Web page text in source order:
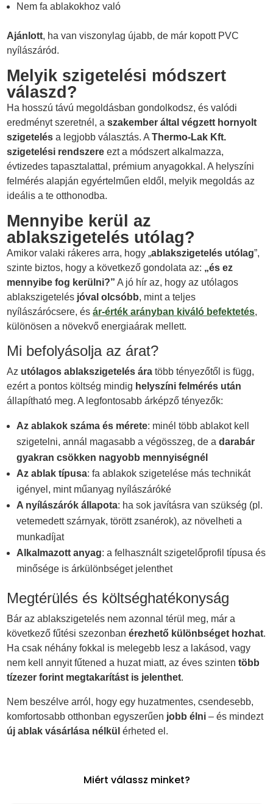
Nem fa ablakokhoz való
Ajánlott, ha van viszonylag újabb, de már kopott PVC
nyílászáród.
Melyik szigetelési módszert
válaszd?
Ha hosszú távú megoldásban gondolkodsz, és valódi
eredményt szeretnél, aszakember által végzett hornyolt
szigetelés a legjobb választás. AThermo-Lak Kft.
szigetelési rendszere ezt a módszert alkalmazza,
évtizedes tapasztalattal, prémium anyagokkal. A helyszíni
felmérés alapján egyértelműen eldől, melyik megoldás az
ideális a te otthonodba.
Mennyibe kerül az
ablakszigetelés utólag?
Amikor valaki rákeres arra, hogy „ablakszigetelés utólag”,
szinte biztos, hogy a következő gondolata az: „és ez
mennyibe fog kerülni?” A jó hír az, hogy az utólagos
ablakszigetelés jóval olcsóbb, mint a teljes
nyílászárócsere, ésár-érték arányban kiváló befektetés,
különösen a növekvő energiaárak mellett.
Mi befolyásolja az árat?
Az utólagos ablakszigetelés ára több tényezőtől is függ,
ezért a pontos költség mindig helyszíni felmérés után
állapítható meg. A legfontosabb árképző tényezők:
Az ablakok száma és mérete: minél több ablakot kell
szigetelni, annál magasabb a végösszeg, de adarabár
gyakran csökken nagyobb mennyiségnél
Az ablak típusa: fa ablakok szigetelése más technikát
igényel, mint műanyag nyílászáróké
A nyílászárók állapota: ha sok javításra van szükség (pl.
vetemedett szárnyak, törött zsanérok), az növelheti a
munkadíjat
Alkalmazott anyag: a felhasznált szigetelőprofil típusa és
minősége is árkülönbséget jelenthet
Megtérülés és költséghatékonyság
Bár az ablakszigetelés nem azonnal térül meg, már a
következő fűtési szezonbanérezhető különbséget hozhat.
Ha csak néhány fokkal is melegebb lesz a lakásod, vagy
nem kell annyit fűtened a huzat miatt, az éves szintentöbb
tízezer forint megtakarítást is jelenthet.
Nem beszélve arról, hogy egy huzatmentes, csendesebb,
komfortosabb otthonban egyszerűen jobb élni – és mindezt
új ablak vásárlása nélkül érheted el.
Miért válassz minket?